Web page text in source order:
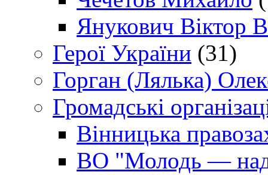
Янукович Віктор
Герої України (31)
Горган (Лялька)
Громадські
Вінницька
ВО "Молодь —